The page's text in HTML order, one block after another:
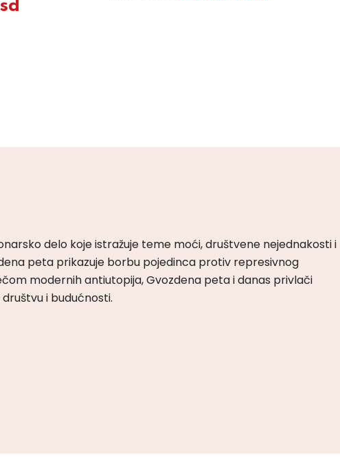
delo koje istražuje teme moći, društvene nejednakosti i
peta prikazuje borbu pojedinca protiv represivnog
modernih antiutopija, Gvozdena peta i danas privlači
i budućnosti.